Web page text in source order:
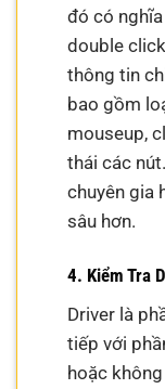
đó có
double
thông tin
bao gồm
mouseup,
thái các
chuyên gia
sâu hơn.
4. Kiểm Tra
Driver là
tiếp với
hoặc